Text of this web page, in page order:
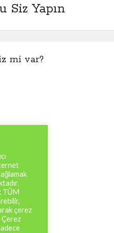
Siz Yapın
mi var?
TÜM
çerez
Çerez